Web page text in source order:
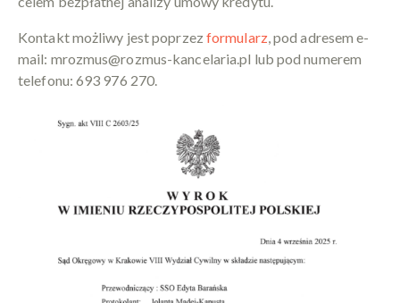
Kontakt możliwy jest poprzez formularz, pod adresem e-
mail: mrozmus@rozmus-kancelaria.pl lub pod numerem
telefonu: 693 976 270.